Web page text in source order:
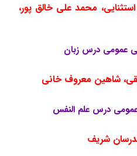
محمد علی خالق پور،
عمومی درس زبان
شاهین معروف خانی
عمومی درس علم النفس
شریف